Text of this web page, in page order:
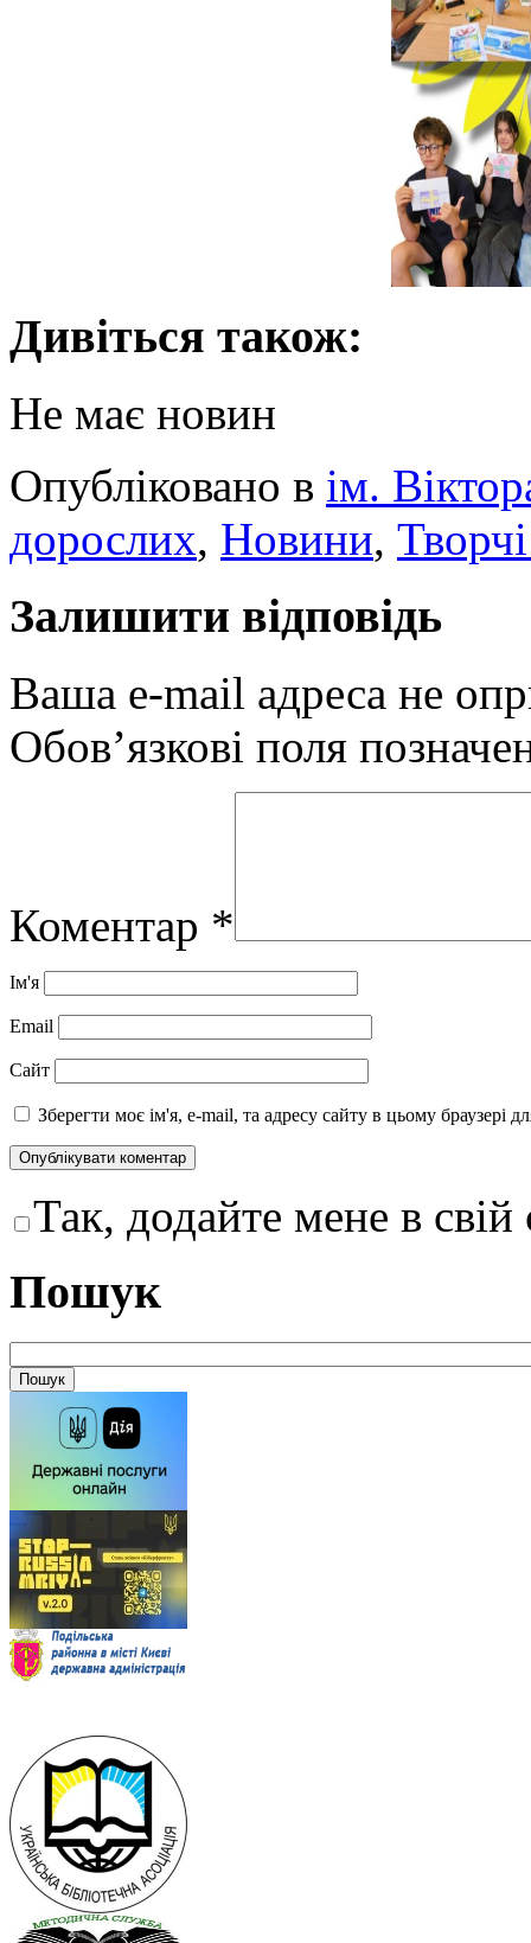
Дивіться також:
Не має новин
Опубліковано в ім.
дорослих, Новини,
Залишити відповідь
Ваша e-mail адреса не
Обов’язкові поля
Коментар *
Ім'я
Email
Сайт
Зберегти моє ім'я, e-mail, та адресу сайту в цьому браузері
Так, додайте мене в
Пошук